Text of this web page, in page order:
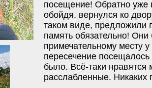
посещение! Обратно уже
обойдя, вернулся ко
таком виде, предложили
память обязательно!
примечательному месту
пересечение
было. Всё-таки нравятся
расслабленные. Никаких